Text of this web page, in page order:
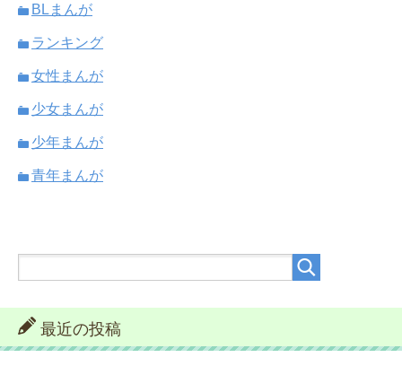
BLまんが
ランキング
女性まんが
少女まんが
少年まんが
青年まんが
最近の投稿